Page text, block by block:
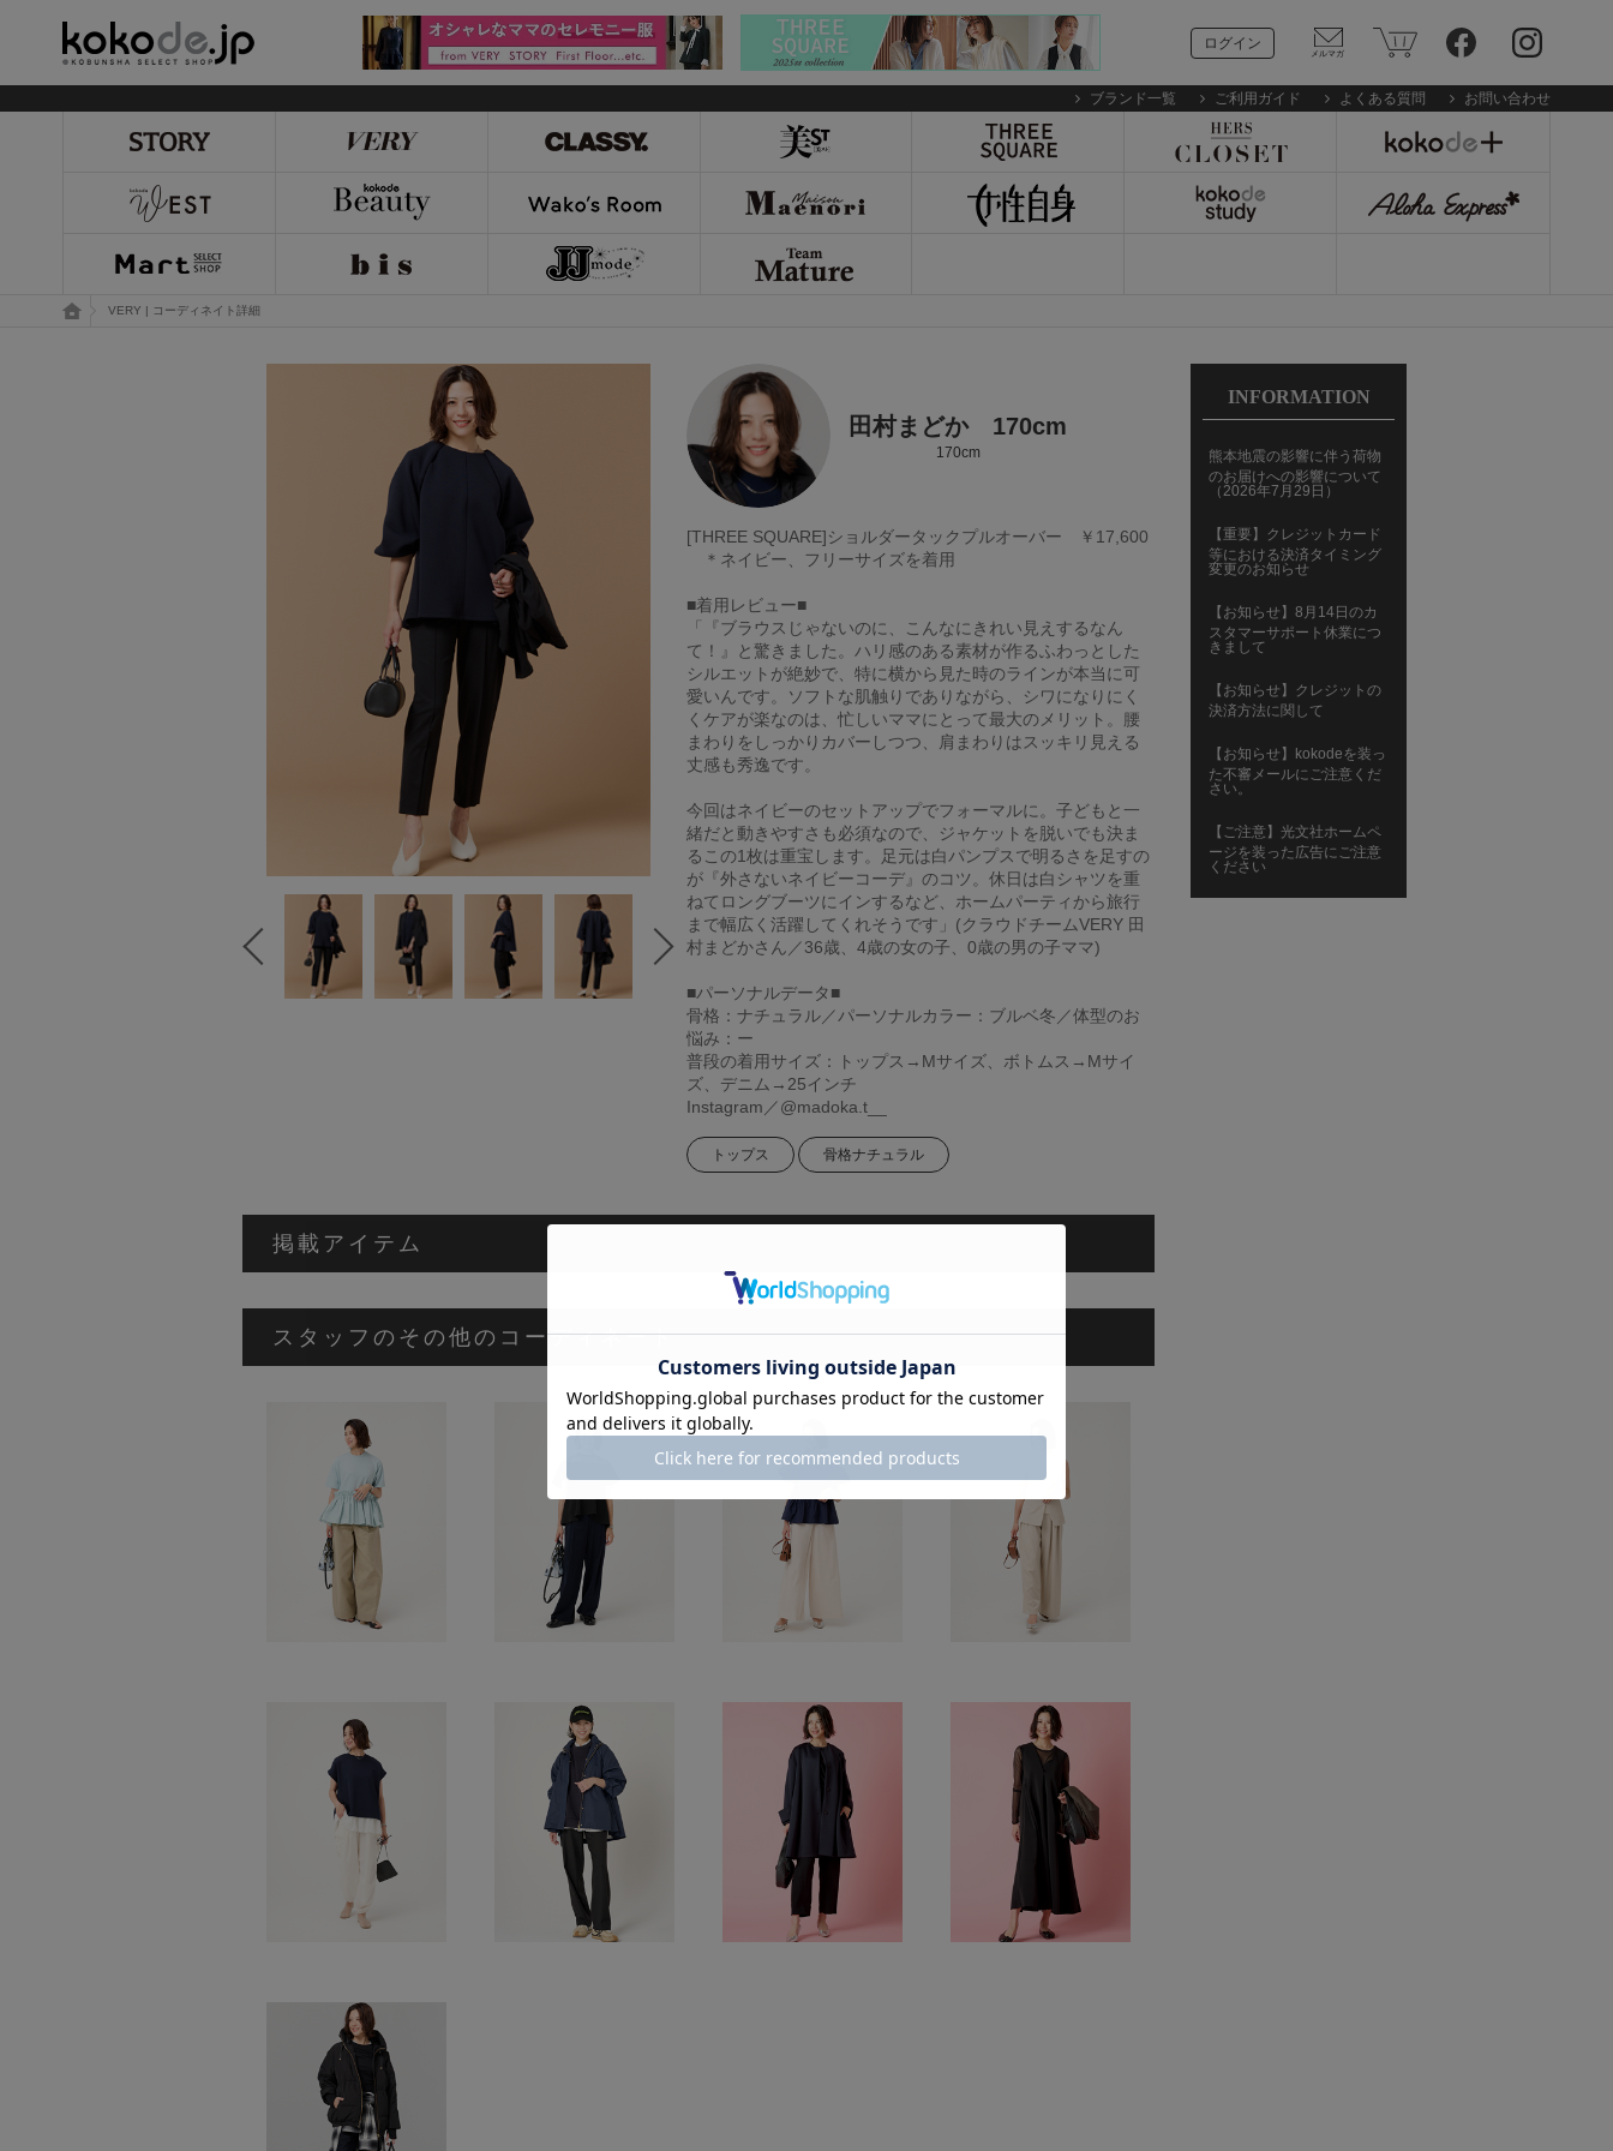
ログイン
ブランド一覧 ご利用ガイド よくある質問 お問い合わせ
トップページ
VERY | コーディネイト詳細
田村まどか 170cm
170cm
[THREE SQUARE]ショルダータックプルオーバー ￥17,600
＊ネイビー、フリーサイズを着用
■着用レビュー■
「『ブラウスじゃないのに、こんなにきれい見えするなん
て！』と驚きました。ハリ感のある素材が作るふわっとした
シルエットが絶妙で、特に横から見た時のラインが本当に可
愛いんです。ソフトな肌触りでありながら、シワになりにく
くケアが楽なのは、忙しいママにとって最大のメリット。腰
まわりをしっかりカバーしつつ、肩まわりはスッキリ見える
丈感も秀逸です。
今回はネイビーのセットアップでフォーマルに。子どもと一
緒だと動きやすさも必須なので、ジャケットを脱いでも決ま
るこの1枚は重宝します。足元は白パンプスで明るさを足すの
が『外さないネイビーコーデ』のコツ。休日は白シャツを重
ねてロングブーツにインするなど、ホームパーティから旅行
まで幅広く活躍してくれそうです」(クラウドチームVERY 田
村まどかさん／36歳、4歳の女の子、0歳の男の子ママ)
■パーソナルデータ■
骨格：ナチュラル／パーソナルカラー：ブルベ冬／体型のお
悩み：ー
普段の着用サイズ：トップス→Mサイズ、ボトムス→Mサイ
ズ、デニム→25インチ
Instagram／@madoka.t__
トップス 骨格ナチュラル
掲載アイテム
スタッフのその他のコーディネート
INFORMATION
熊本地震の影響に伴う荷物
のお届けへの影響について
（2026年7月29日）
【重要】クレジットカード
等における決済タイミング
変更のお知らせ
【お知らせ】8月14日のカ
スタマーサポート休業につ
きまして
【お知らせ】クレジットの
決済方法に関して
【お知らせ】kokodeを装っ
た不審メールにご注意くだ
さい。
【ご注意】光文社ホームペ
ージを装った広告にご注意
ください